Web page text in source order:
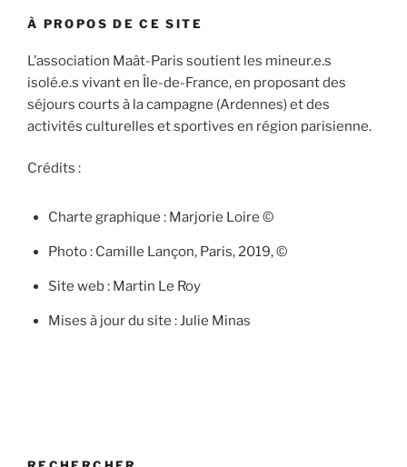
À PROPOS DE CE SITE
L’association Maât-Paris soutient les mineur.e.s
isolé.e.s vivant en Île-de-France, en proposant des
séjours courts à la campagne (Ardennes) et des
activités culturelles et sportives en région parisienne.
Crédits :
Charte graphique : Marjorie Loire ©
Photo : Camille Lançon, Paris, 2019, ©
Site web : Martin Le Roy
Mises à jour du site : Julie Minas